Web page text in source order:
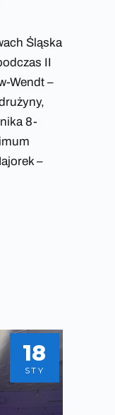
Śląska
II
Wendt –
8-
–
18
STY